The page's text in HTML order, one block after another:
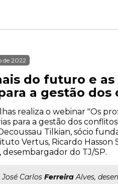
de 2022
do futuro e
a gestão dos
realiza o webinar "Os
para a gestão dos
Tilkian, sócio
Vertus, Ricardo Hasson
desembargador do TJ/SP.
José Carlos FerreiraAlves,